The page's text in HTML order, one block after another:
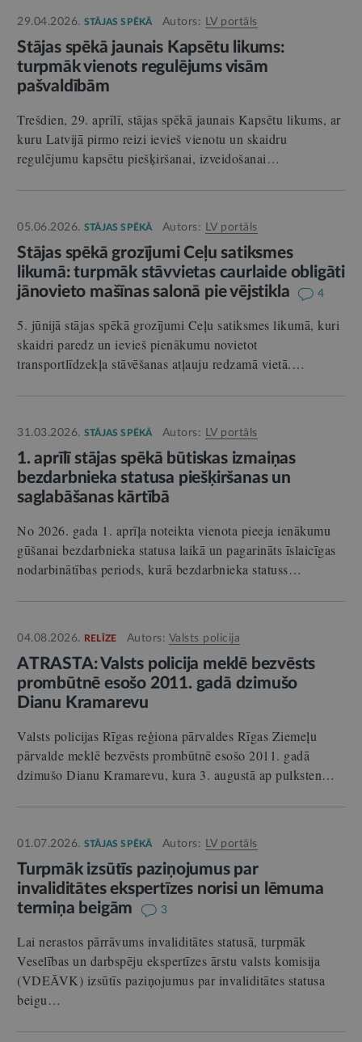
29.04.2026. STĀJAS SPĒKĀ Autors: LV portāls
Stājas spēkā jaunais Kapsētu likums:
turpmāk vienots regulējums visām
pašvaldībām
Trešdien, 29. aprīlī, stājas spēkā jaunais Kapsētu likums, ar
kuru Latvijā pirmo reizi ievieš vienotu un skaidru
regulējumu kapsētu piešķiršanai, izveidošanai…
05.06.2026. STĀJAS SPĒKĀ Autors: LV portāls
Stājas spēkā grozījumi Ceļu satiksmes
likumā: turpmāk stāvvietas caurlaide obligāti
jānovieto mašīnas salonā pie vējstikla
4
5. jūnijā stājas spēkā grozījumi Ceļu satiksmes likumā, kuri
skaidri paredz un ievieš pienākumu novietot
transportlīdzekļa stāvēšanas atļauju redzamā vietā.…
31.03.2026. STĀJAS SPĒKĀ Autors: LV portāls
1. aprīlī stājas spēkā būtiskas izmaiņas
bezdarbnieka statusa piešķiršanas un
saglabāšanas kārtībā
No 2026. gada 1. aprīļa noteikta vienota pieeja ienākumu
gūšanai bezdarbnieka statusa laikā un pagarināts īslaicīgas
nodarbinātības periods, kurā bezdarbnieka statuss…
04.08.2026. RELĪZE Autors: Valsts policija
ATRASTA: Valsts policija meklē bezvēsts
prombūtnē esošo 2011. gadā dzimušo
Dianu Kramarevu
Valsts policijas Rīgas reģiona pārvaldes Rīgas Ziemeļu
pārvalde meklē bezvēsts prombūtnē esošo 2011. gadā
dzimušo Dianu Kramarevu, kura 3. augustā ap pulksten…
01.07.2026. STĀJAS SPĒKĀ Autors: LV portāls
Turpmāk izsūtīs paziņojumus par
invaliditātes ekspertīzes norisi un lēmuma
termiņa beigām
3
Lai nerastos pārrāvums invaliditātes statusā, turpmāk
Veselības un darbspēju ekspertīzes ārstu valsts komisija
(VDEĀVK) izsūtīs paziņojumus par invaliditātes statusa
beigu…